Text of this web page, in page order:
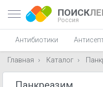
ПОИСК
Россия
Антибиотики
Главная Каталог